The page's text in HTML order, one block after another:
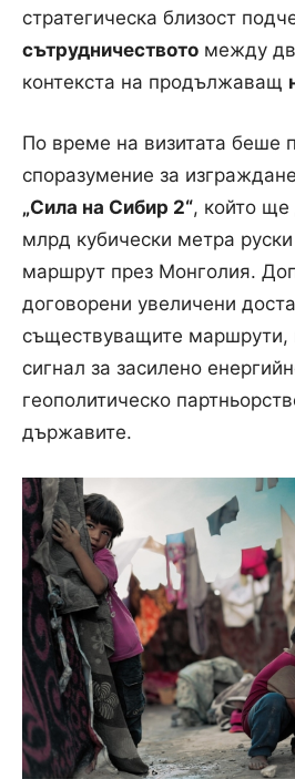
стратегическа близост
сътрудничеството между
контекста на продължаващ
По време на визитата беше
споразумение за
„Сила на Сибир 2“, който ще
млрд кубически метра
маршрут през Монголия.
договорени увеличени
съществуващите маршрути,
сигнал за засилено
геополитическо
държавите.